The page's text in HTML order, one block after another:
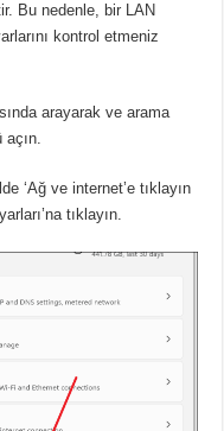
Bu nedenle, bir LAN
kontrol etmeniz
arayarak ve arama
açın.
‘Ağ ve internet’e tıklayın
tıklayın.